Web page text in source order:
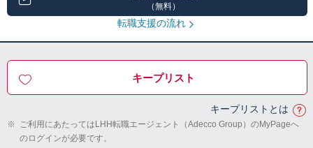
（無料）
転職支援の流れ
キープリスト
キープリストとは
※ ご利用にあたってはLHH転職エージェント（Adecco Group）のMyPageへ
のログインが必要です。